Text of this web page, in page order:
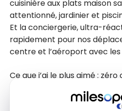
cuisinière aux plats maison
attentionné, jardinier et
Et la conciergerie, ultra-
rapidement pour nos
centre et l’aéroport avec
Ce que j’ai le plus aimé :
pose les valises, on profite.
s’adapte au rythme du